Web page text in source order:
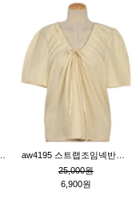
25,000원
6,900원